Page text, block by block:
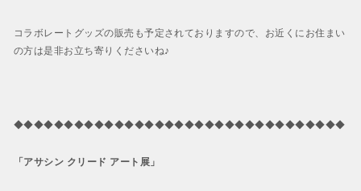
コラボレートグッズの販売も予定されておりますので、お近くにお住まい
の方は是非お立ち寄りくださいね♪
◆◆◆◆◆◆◆◆◆◆◆◆◆◆◆◆◆◆◆◆◆◆◆◆◆◆◆◆◆◆◆◆◆
「アサシン クリード アート展」